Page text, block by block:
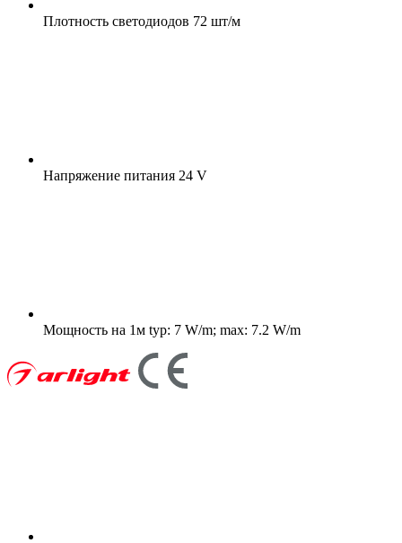
Плотность светодиодов 72 шт/м
Напряжение питания 24 V
Мощность на 1м typ: 7 W/m; max: 7.2 W/m